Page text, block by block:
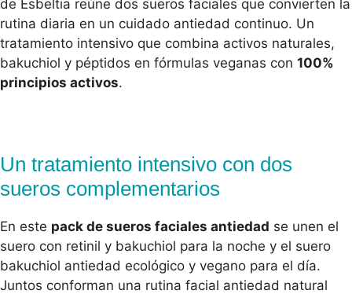
de Esbeltia reúne dos sueros faciales que convierten la
rutina diaria en un cuidado antiedad continuo. Un
tratamiento intensivo que combina activos naturales,
bakuchiol y péptidos en fórmulas veganas con 100%
principios activos.
Un tratamiento intensivo con dos
sueros complementarios
En este pack de sueros faciales antiedad se unen el
suero con retinil y bakuchiol para la noche y el suero
bakuchiol antiedad ecológico y vegano para el día.
Juntos conforman una rutina facial antiedad natural